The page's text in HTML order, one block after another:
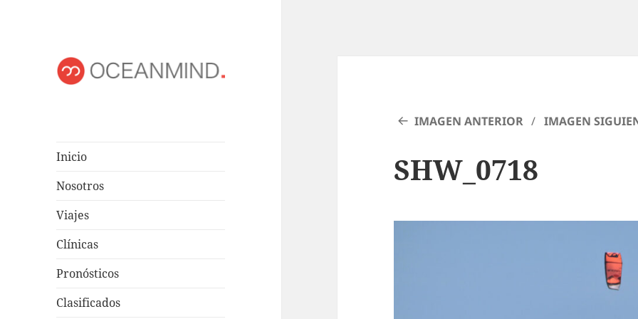
Inicio
Nosotros
Viajes
Clínicas
Pronósticos
Clasificados
IMAGEN ANTERIOR IMAGEN
SHW_0718